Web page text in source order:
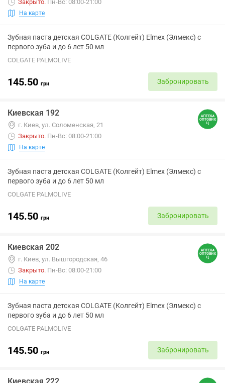
Закрыто. Пн-Вс: 08:00-21:00
На карте
Зубная паста детская COLGATE (Колгейт) Elmex (Элмекс) с
первого зуба и до 6 лет 50 мл
COLGATE PALMOLIVE
145.50 грн Забронировать
Киевская 192
г. Киев, ул. Соломенская, 21
Закрыто. Пн-Вс: 08:00-21:00
На карте
Зубная паста детская COLGATE (Колгейт) Elmex (Элмекс) с
первого зуба и до 6 лет 50 мл
COLGATE PALMOLIVE
145.50 грн Забронировать
Киевская 202
г. Киев, ул. Вышгородская, 46
Закрыто. Пн-Вс: 08:00-21:00
На карте
Зубная паста детская COLGATE (Колгейт) Elmex (Элмекс) с
первого зуба и до 6 лет 50 мл
COLGATE PALMOLIVE
145.50 грн Забронировать